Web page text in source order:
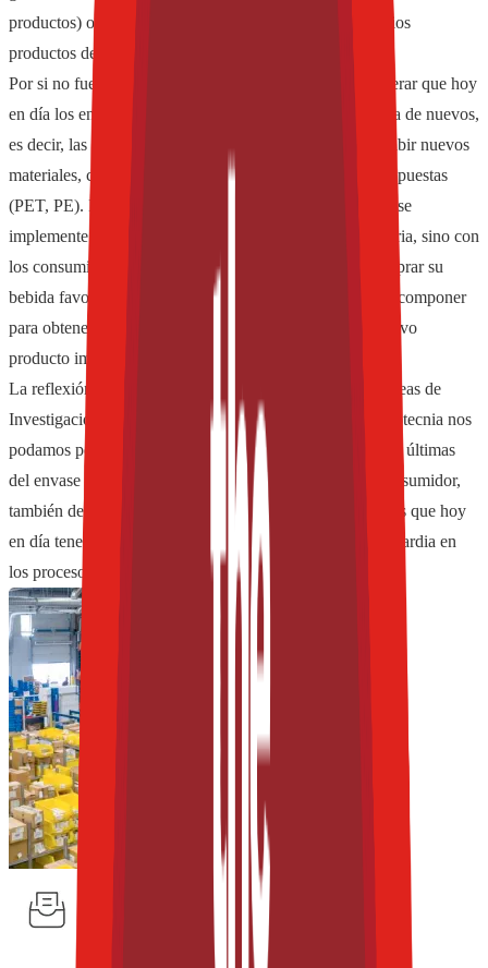
productos) o hasta las dobles o triples funciones que varios
productos del supermercado nos ofrecen.
Por si no fuera suficiente, también, es importante considerar que hoy
en día los envases desechados sirven como materia prima de nuevos,
es decir, las impresoras 3D ya tienen la capacidad de recibir nuevos
materiales, calibres y espesores para imprimir nuevas propuestas
(PET, PE). Esto debería ser cuestión de tiempo para que se
implemente y por tanto se trascienda no sólo en la industria, sino con
los consumidores finales que podrían ir a la tienda a comprar su
bebida favorita, y en lugar de tirar el envase, lograrlo descomponer
para obtener un filamento listo para ser aplicado a un nuevo
producto impreso; ¡asombroso!
La reflexión final está en función de los límites que las áreas de
Investigación y Desarrollo, Diseño, Ingeniería y Mercadotecnia nos
podamos poner; si bien es cierto que una de las funciones últimas
del envase es que el producto llegue intacto a nuestro consumidor,
también debemos echar mano de los avances tecnológicos que hoy
en día tenemos para facilitarnos la tarea y estar a la vanguardia en
los procesos, ¿y por qué no?, a bajo costo.